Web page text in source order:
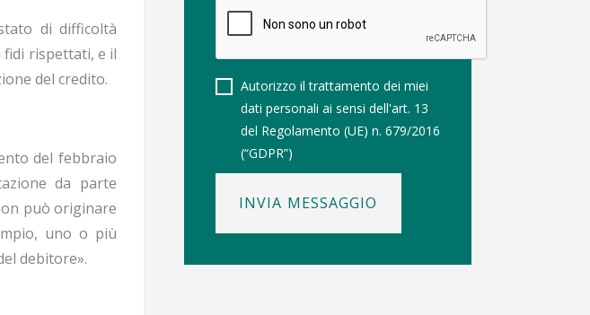
di difficoltà
fidi rispettati, e il
del credito.
del febbraio
da parte
può originare
uno o più
debitore».
Autorizzo il trattamento dei miei
dati personali ai sensi dell'art. 13
del Regolamento (UE) n. 679/2016
(“GDPR”)
INVIA MESSAGGIO